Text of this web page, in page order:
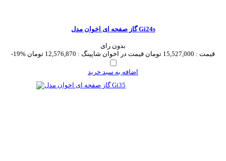
گاز صفحه ای اخوان مدل Gi24s
بدون رای
-19%
قیمت : 15,527,000 تومان قیمت در اخوان شاپینگ : 12,576,870 تومان
اضافه به سبد خرید